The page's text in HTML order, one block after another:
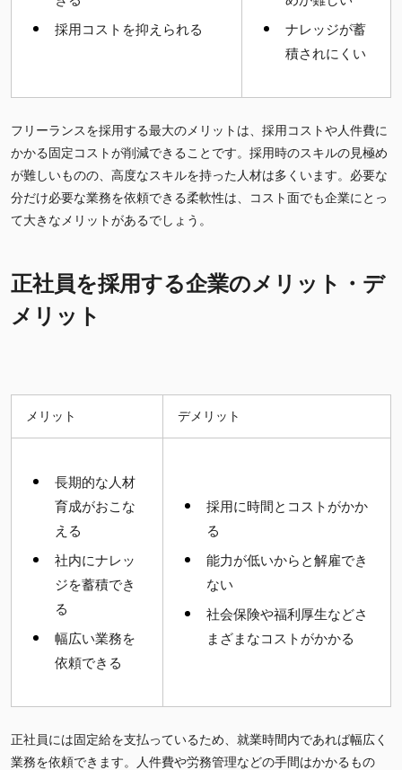
採用コストを抑えられる
ナレッジが蓄
積されにくい
フリーランスを採用する最大のメリットは、採用コストや人件費に
かかる固定コストが削減できることです。採用時のスキルの見極め
が難しいものの、高度なスキルを持った人材は多くいます。必要な
分だけ必要な業務を依頼できる柔軟性は、コスト面でも企業にとっ
て大きなメリットがあるでしょう。
正社員を採用する企業のメリット・デ
メリット
メリット デメリット
長期的な人材
育成がおこな
える
社内にナレッ
ジを蓄積でき
る
幅広い業務を
依頼できる
採用に時間とコストがかか
る
能力が低いからと解雇でき
ない
社会保険や福利厚生などさ
まざまなコストがかかる
正社員には固定給を支払っているため、就業時間内であれば幅広く
業務を依頼できます。人件費や労務管理などの手間はかかるもの